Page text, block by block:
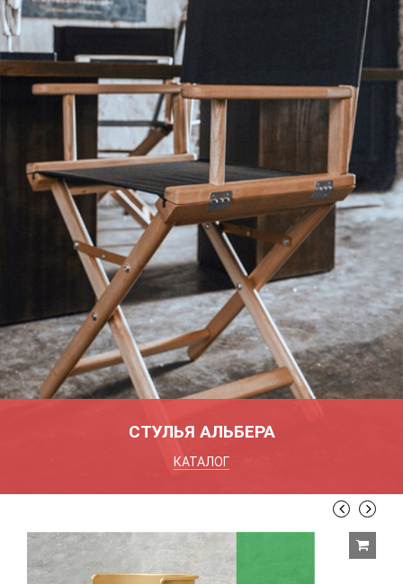
СТУЛЬЯ АЛЬБЕРА
КАТАЛОГ